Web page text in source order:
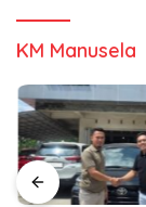
KM Manusela